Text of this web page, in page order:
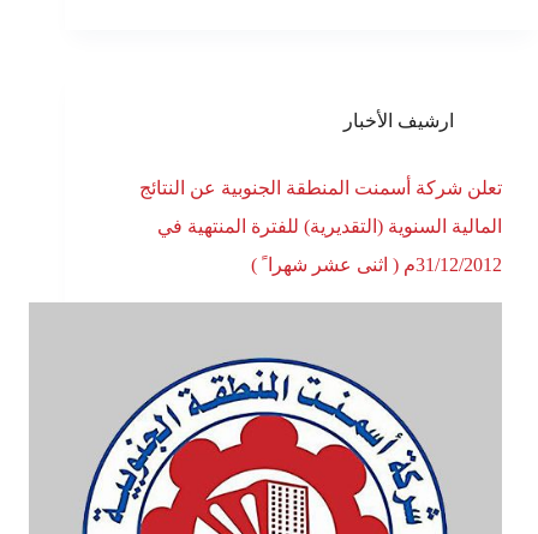
ارشيف الأخبار
تعلن شركة أسمنت المنطقة الجنوبية عن النتائج
المالية السنوية (التقديرية) للفترة المنتهية في
31/12/2012م ( اثنى عشر شهرا ً )